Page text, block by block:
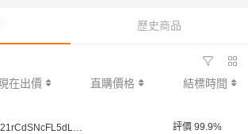
歷史商品
在出價 直購價格 結標時間
評價 99.9%